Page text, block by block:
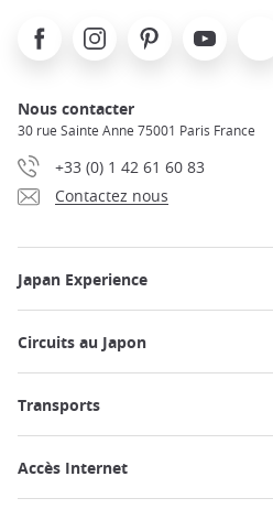
FacebookInstagramPinterest Youtube
Nous contacter
30 rue Sainte Anne 75001 Paris France
+33 (0) 1 42 61 60 83
Contactez nous
Japan Experience
Circuits au Japon
Transports
Accès Internet